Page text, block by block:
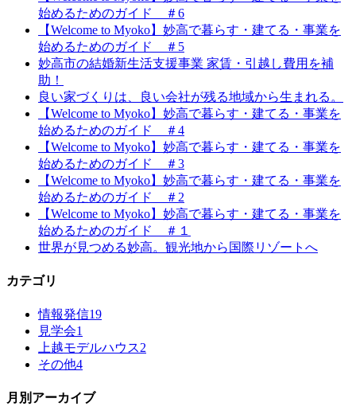
始めるためのガイド ＃6
【Welcome to Myoko】妙高で暮らす・建てる・事業を
始めるためのガイド ＃5
妙高市の結婚新生活支援事業 家賃・引越し費用を補
助！
良い家づくりは、良い会社が残る地域から生まれる。
【Welcome to Myoko】妙高で暮らす・建てる・事業を
始めるためのガイド ＃4
【Welcome to Myoko】妙高で暮らす・建てる・事業を
始めるためのガイド ＃3
【Welcome to Myoko】妙高で暮らす・建てる・事業を
始めるためのガイド ＃2
【Welcome to Myoko】妙高で暮らす・建てる・事業を
始めるためのガイド ＃１
世界が見つめる妙高。観光地から国際リゾートへ
カテゴリ
情報発信19
見学会1
上越モデルハウス2
その他4
月別アーカイブ